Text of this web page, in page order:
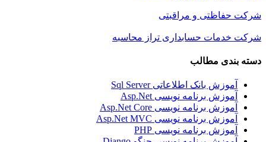
شرکت حفاظتی و مراقبتی
شرکت خدمات حسابداری تراز محاسبه
دسته بندی مطالب
آموزش بانک اطلاعاتی Sql Server
آموزش برنامه نویسی Asp.Net
آموزش برنامه نویسی Asp.Net Core
آموزش برنامه نویسی Asp.Net MVC
آموزش برنامه نویسی PHP